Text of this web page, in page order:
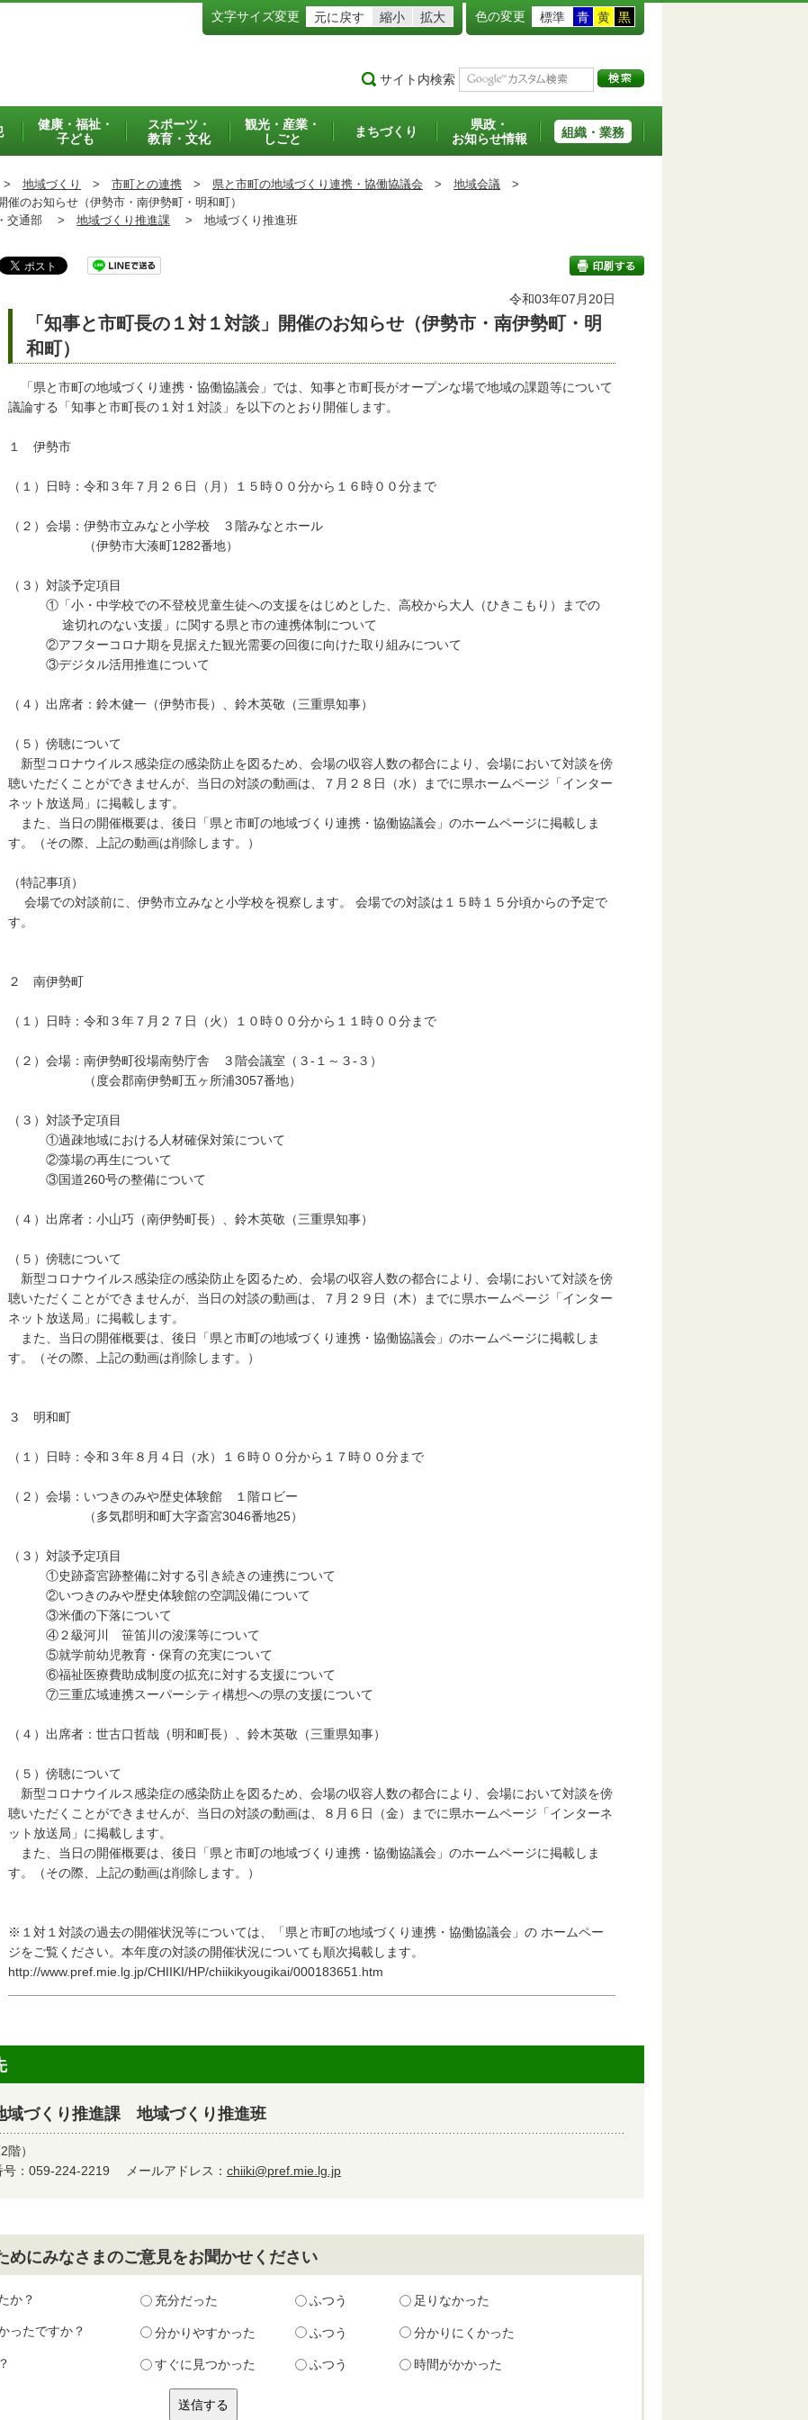
文字サイズ変更 元に戻す 縮小 拡大 色の変更 標準 青 黄 黒
サイト内検索
健康・福祉・
子ども
スポーツ・
教育・文化
観光・産業・
しごと
まちづくり
県政・
お知らせ情報
組織・業務
地域づくり > 市町との連携 > 県と市町の地域づくり連携・協働協議会 > 地域会議 >
のお知らせ（伊勢市・南伊勢町・明和町）
交通部 > 地域づくり推進課 > 地域づくり推進班
令和03年07月20日
「知事と市町長の１対１対談」開催のお知らせ（伊勢市・南伊勢町・明
和町）
「県と市町の地域づくり連携・協働協議会」では、知事と市町長がオープンな場で地域の課題等について
議論する「知事と市町長の１対１対談」を以下のとおり開催します。
１ 伊勢市
（１）日時：令和３年７月２６日（月）１５時００分から１６時００分まで
（２）会場：伊勢市立みなと小学校 ３階みなとホール
（伊勢市大湊町1282番地）
（３）対談予定項目
①「小・中学校での不登校児童生徒への支援をはじめとした、高校から大人（ひきこもり）までの
途切れのない支援」に関する県と市の連携体制について
②アフターコロナ期を見据えた観光需要の回復に向けた取り組みについて
③デジタル活用推進について
（４）出席者：鈴木健一（伊勢市長）、鈴木英敬（三重県知事）
（５）傍聴について
新型コロナウイルス感染症の感染防止を図るため、会場の収容人数の都合により、会場において対談を傍
聴いただくことができませんが、当日の対談の動画は、７月２８日（水）までに県ホームページ「インター
ネット放送局」に掲載します。
また、当日の開催概要は、後日「県と市町の地域づくり連携・協働協議会」のホームページに掲載しま
す。（その際、上記の動画は削除します。）
（特記事項）
会場での対談前に、伊勢市立みなと小学校を視察します。 会場での対談は１５時１５分頃からの予定で
す。
２ 南伊勢町
（１）日時：令和３年７月２７日（火）１０時００分から１１時００分まで
（２）会場：南伊勢町役場南勢庁舎 ３階会議室（３-１～３-３）
（度会郡南伊勢町五ヶ所浦3057番地）
（３）対談予定項目
①過疎地域における人材確保対策について
②藻場の再生について
③国道260号の整備について
（４）出席者：小山巧（南伊勢町長）、鈴木英敬（三重県知事）
（５）傍聴について
新型コロナウイルス感染症の感染防止を図るため、会場の収容人数の都合により、会場において対談を傍
聴いただくことができませんが、当日の対談の動画は、７月２９日（木）までに県ホームページ「インター
ネット放送局」に掲載します。
また、当日の開催概要は、後日「県と市町の地域づくり連携・協働協議会」のホームページに掲載しま
す。（その際、上記の動画は削除します。）
３ 明和町
（１）日時：令和３年８月４日（水）１６時００分から１７時００分まで
（２）会場：いつきのみや歴史体験館 １階ロビー
（多気郡明和町大字斎宮3046番地25）
（３）対談予定項目
①史跡斎宮跡整備に対する引き続きの連携について
②いつきのみや歴史体験館の空調設備について
③米価の下落について
④２級河川 笹笛川の浚渫等について
⑤就学前幼児教育・保育の充実について
⑥福祉医療費助成制度の拡充に対する支援について
⑦三重広域連携スーパーシティ構想への県の支援について
（４）出席者：世古口哲哉（明和町長）、鈴木英敬（三重県知事）
（５）傍聴について
新型コロナウイルス感染症の感染防止を図るため、会場の収容人数の都合により、会場において対談を傍
聴いただくことができませんが、当日の対談の動画は、８月６日（金）までに県ホームページ「インターネ
ット放送局」に掲載します。
また、当日の開催概要は、後日「県と市町の地域づくり連携・協働協議会」のホームページに掲載しま
す。（その際、上記の動画は削除します。）
※１対１対談の過去の開催状況等については、「県と市町の地域づくり連携・協働協議会」の ホームペー
ジをご覧ください。本年度の対談の開催状況についても順次掲載します。
http://www.pref.mie.lg.jp/CHIIKI/HP/chiikikyougikai/000183651.htm
づくり推進課 地域づくり推進班
）
号：059-224-2219 メールアドレス： chiiki@pref.mie.lg.jp
めにみなさまのご意見をお聞かせください
か？ 充分だった ふつう 足りなかった
ったですか？ 分かりやすかった ふつう 分かりにくかった
すぐに見つかった ふつう 時間がかかった